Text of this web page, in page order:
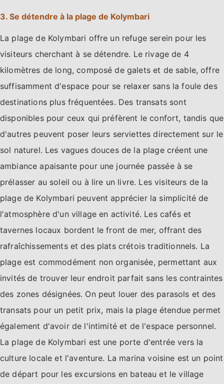
3. Se détendre à la plage de Kolymbari
La plage de Kolymbari offre un refuge serein pour les
visiteurs cherchant à se détendre. Le rivage de 4
kilomètres de long, composé de galets et de sable, offre
suffisamment d'espace pour se relaxer sans la foule des
destinations plus fréquentées. Des transats sont
disponibles pour ceux qui préfèrent le confort, tandis que
d'autres peuvent poser leurs serviettes directement sur le
sol naturel. Les vagues douces de la plage créent une
ambiance apaisante pour une journée passée à se
prélasser au soleil ou à lire un livre. Les visiteurs de la
plage de Kolymbari peuvent apprécier la simplicité de
l'atmosphère d'un village en activité. Les cafés et
tavernes locaux bordent le front de mer, offrant des
rafraîchissements et des plats crétois traditionnels. La
plage est commodément non organisée, permettant aux
invités de trouver leur endroit parfait sans les contraintes
des zones désignées. On peut louer des parasols et des
transats pour un petit prix, mais la plage étendue permet
également d'avoir de l'intimité et de l'espace personnel.
La plage de Kolymbari est une porte d'entrée vers la
culture locale et l'aventure. La marina voisine est un point
de départ pour les excursions en bateau et le village